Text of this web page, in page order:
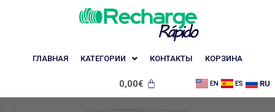
ГЛАВНАЯ КАТЕГОРИИ КОНТАКТЫ КОРЗИНА
0,00€ EN ES RU